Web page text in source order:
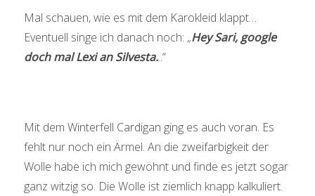
Mal schauen, wie es mit dem Karokleid klappt…
Eventuell singe ich danach noch: „Hey Sari, google
doch mal Lexi an Silvesta...“
Mit dem Winterfell Cardigan ging es auch voran. Es
fehlt nur noch ein Ärmel. An die zweifarbigkeit der
Wolle habe ich mich gewöhnt und finde es jetzt sogar
ganz witzig so. Die Wolle ist ziemlich knapp kalkuliert.